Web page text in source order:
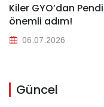
Kiler GYO’dan
önemli adım!
06.07.2026
Güncel